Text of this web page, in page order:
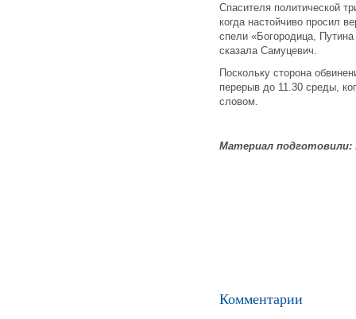
Спасителя политической
когда настойчиво просил
спели «Богородица,
сказала Самуцевич.
Поскольку сторона
перерыв до 11.30 среды,
словом.
Материал подготовили:
Комментарии